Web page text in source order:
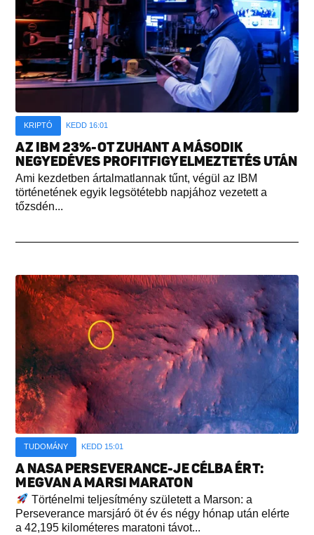
KRIPTÓ KEDD 16:01
AZ IBM 23%-OT ZUHANT A MÁSODIK
NEGYEDÉVES PROFITFIGYELMEZTETÉS UTÁN
Ami kezdetben ártalmatlannak tűnt, végül az IBM
történetének egyik legsötétebb napjához vezetett a
tőzsdén...
TUDOMÁNY KEDD 15:01
A NASA PERSEVERANCE-JE CÉLBA ÉRT:
MEGVAN A MARSI MARATON
Történelmi teljesítmény született a Marson: a
Perseverance marsjáró öt év és négy hónap után elérte
a 42,195 kilométeres maratoni távot...